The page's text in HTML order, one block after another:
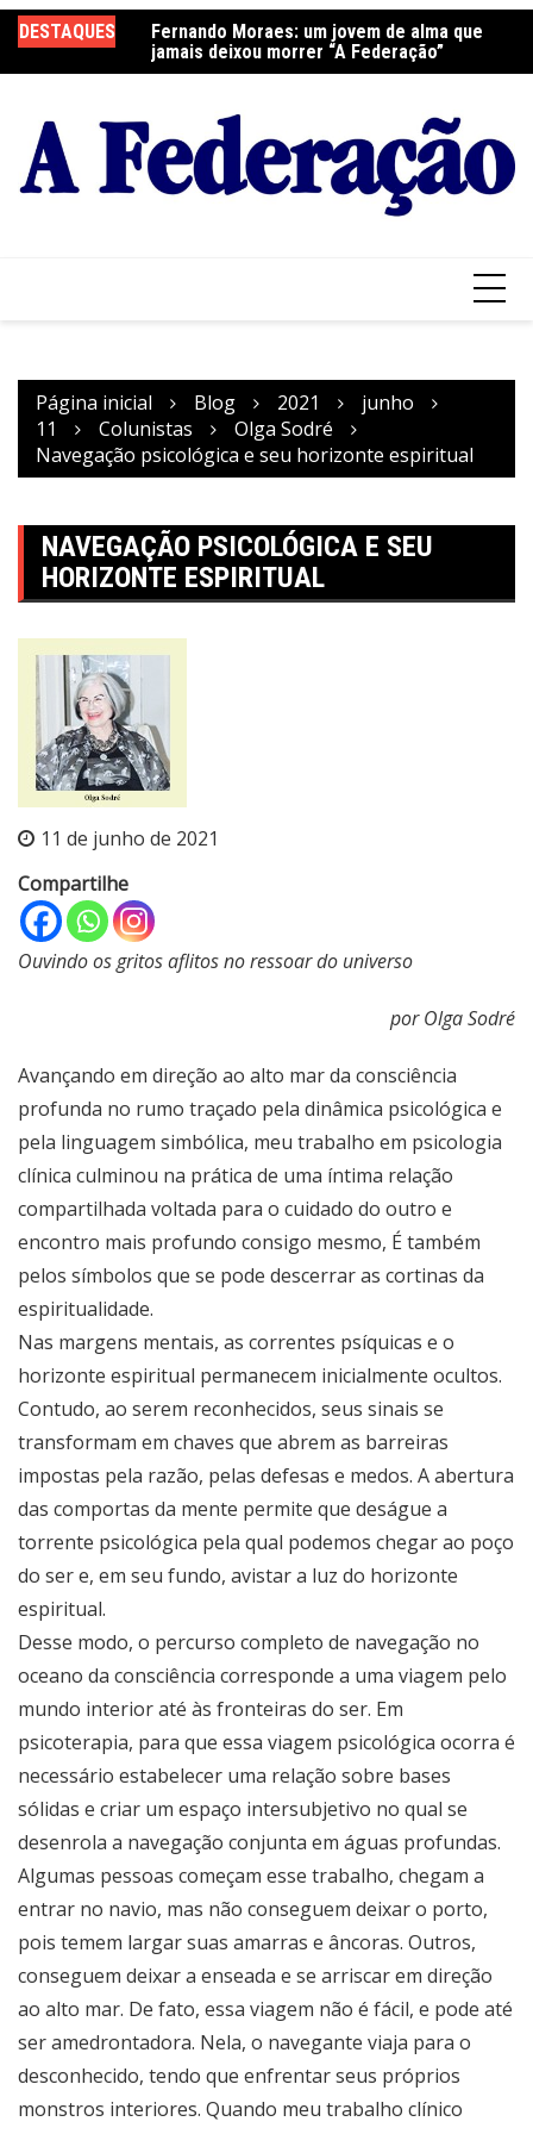
para
o
DESTAQUES
Fernando Moraes: um jovem de alma que
jamais deixou morrer “A Federação”
Curso Oração e Vida na Paróquia São José
Página inicial Blog 2021
junho
11
Colunistas
Olga Sodré
Navegação psicológica e seu horizonte espiritual
NAVEGAÇÃO PSICOLÓGICA E SEU
HORIZONTE ESPIRITUAL
11 de junho de 2021
Compartilhe
Ouvindo os gritos aflitos no ressoar do universo
por Olga Sodré
Avançando em direção ao alto mar da consciência
profunda no rumo traçado pela dinâmica psicológica e
pela linguagem simbólica, meu trabalho em psicologia
clínica culminou na prática de uma íntima relação
compartilhada voltada para o cuidado do outro e
encontro mais profundo consigo mesmo, É também
pelos símbolos que se pode descerrar as cortinas da
espiritualidade.
Nas margens mentais, as correntes psíquicas e o
horizonte espiritual permanecem inicialmente ocultos.
Contudo, ao serem reconhecidos, seus sinais se
transformam em chaves que abrem as barreiras
impostas pela razão, pelas defesas e medos. A abertura
das comportas da mente permite que deságue a
torrente psicológica pela qual podemos chegar ao poço
do ser e, em seu fundo, avistar a luz do horizonte
espiritual.
Desse modo, o percurso completo de navegação no
oceano da consciência corresponde a uma viagem pelo
mundo interior até às fronteiras do ser. Em
psicoterapia, para que essa viagem psicológica ocorra é
necessário estabelecer uma relação sobre bases
sólidas e criar um espaço intersubjetivo no qual se
desenrola a navegação conjunta em águas profundas.
Algumas pessoas começam esse trabalho, chegam a
entrar no navio, mas não conseguem deixar o porto,
pois temem largar suas amarras e âncoras. Outros,
conseguem deixar a enseada e se arriscar em direção
ao alto mar. De fato, essa viagem não é fácil, e pode até
ser amedrontadora. Nela, o navegante viaja para o
desconhecido, tendo que enfrentar seus próprios
monstros interiores. Quando meu trabalho clínico